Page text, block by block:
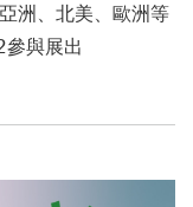
洲、北美、歐洲等
與展出